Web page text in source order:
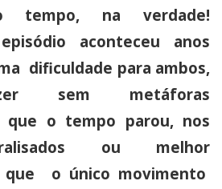
tempo, na verdade!
aconteceu anos
dificuldade para ambos,
sem metáforas
que o tempo parou, nos
ou melhor
que o único movimento